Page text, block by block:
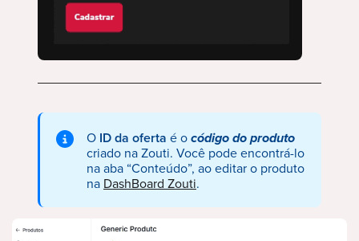
O ID da oferta é ocódigo do produto
criado na Zouti. Você pode encontrá-lo
na aba “Conteúdo”, ao editar o produto
na DashBoard Zouti.